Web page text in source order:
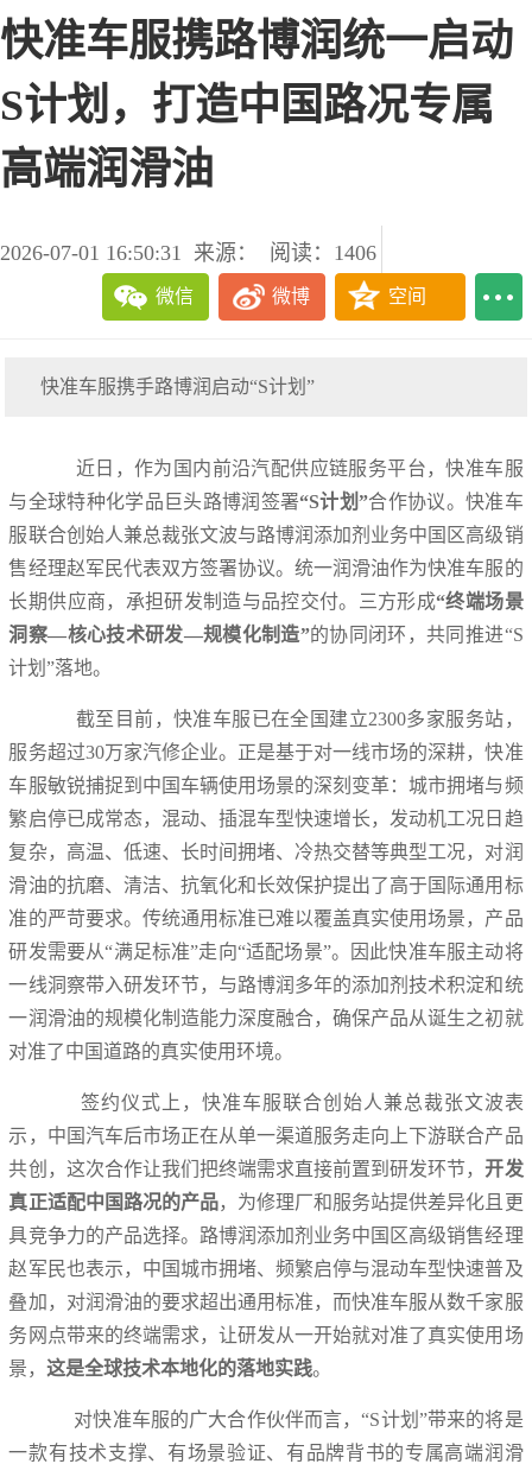
快准车服携路博润统一启动
S计划，打造中国路况专属
高端润滑油
2026-07-01 16:50:31 来源： 阅读：1406
微信 微博 空间
快准车服携手路博润启动“S计划”
近日，作为国内前沿汽配供应链服务平台，快准车服
与全球特种化学品巨头路博润签署“S计划”合作协议。快准车
服联合创始人兼总裁张文波与路博润添加剂业务中国区高级销
售经理赵军民代表双方签署协议。统一润滑油作为快准车服的
长期供应商，承担研发制造与品控交付。三方形成“终端场景
洞察—核心技术研发—规模化制造”的协同闭环，共同推进“S
计划”落地。
截至目前，快准车服已在全国建立2300多家服务站，
服务超过30万家汽修企业。正是基于对一线市场的深耕，快准
车服敏锐捕捉到中国车辆使用场景的深刻变革：城市拥堵与频
繁启停已成常态，混动、插混车型快速增长，发动机工况日趋
复杂，高温、低速、长时间拥堵、冷热交替等典型工况，对润
滑油的抗磨、清洁、抗氧化和长效保护提出了高于国际通用标
准的严苛要求。传统通用标准已难以覆盖真实使用场景，产品
研发需要从“满足标准”走向“适配场景”。因此快准车服主动将
一线洞察带入研发环节，与路博润多年的添加剂技术积淀和统
一润滑油的规模化制造能力深度融合，确保产品从诞生之初就
对准了中国道路的真实使用环境。
签约仪式上，快准车服联合创始人兼总裁张文波表
示，中国汽车后市场正在从单一渠道服务走向上下游联合产品
共创，这次合作让我们把终端需求直接前置到研发环节，开发
真正适配中国路况的产品，为修理厂和服务站提供差异化且更
具竞争力的产品选择。路博润添加剂业务中国区高级销售经理
赵军民也表示，中国城市拥堵、频繁启停与混动车型快速普及
叠加，对润滑油的要求超出通用标准，而快准车服从数千家服
务网点带来的终端需求，让研发从一开始就对准了真实使用场
景，这是全球技术本地化的落地实践。
对快准车服的广大合作伙伴而言，“S计划”带来的将是
一款有技术支撑、有场景验证、有品牌背书的专属高端润滑